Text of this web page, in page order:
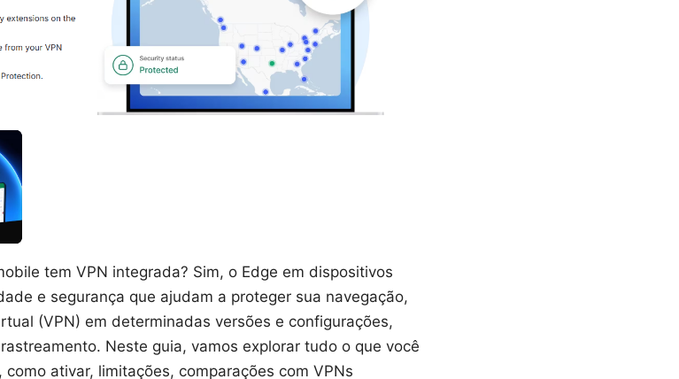
tem VPN integrada? Sim, o Edge em dispositivos
e segurança que ajudam a proteger sua navegação,
(VPN) em determinadas versões e configurações,
Neste guia, vamos explorar tudo o que você
ativar, limitações, comparações com VPNs